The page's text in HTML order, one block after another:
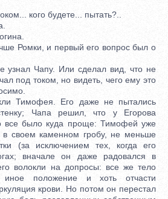
кого будете... пытать?..
Ромки, и первый его вопрос был о
Чапу. Или сделал вид, что не
под током, но видеть, чего ему это
Тимофея. Его даже не пытались
Чапа решил, что у Егорова
все было куда проще: Тимофей уже
своем каменном гробу, не меньше
(за исключением тех, когда его
вначале он даже радовался в
волокли на допросы: все же тело
иное положение и хоть отчасти
крови. Но потом он перестал